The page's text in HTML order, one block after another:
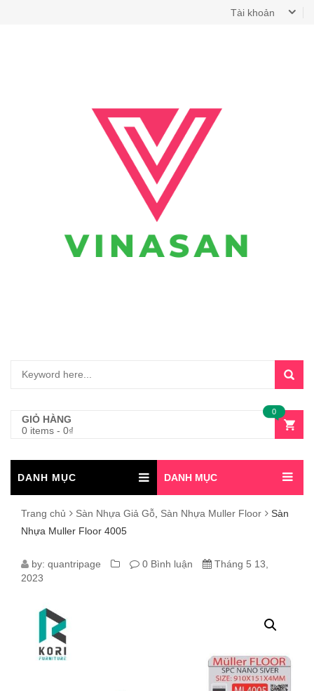
Tài khoản
GIỎ HÀNG
0 items - 0₫
0
DANH MỤC DANH MỤC
Trang chủ Sàn Nhựa Giả Gỗ Sàn Nhựa Muller Floor
Sàn
Nhựa Muller Floor 4005
SÀN
MULLER
FLOOR
by: quantripage 0 Bình luận
Tháng 5 13,
2023